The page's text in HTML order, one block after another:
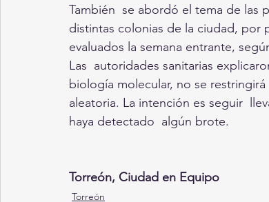
También  se abordó el tema de las
distintas colonias de la ciudad, por
evaluados la semana entrante,
Las  autoridades sanitarias
biología molecular, no se
aleatoria. La intención es seguir
haya detectado  algún brote.
Torreón, Ciudad en Equipo
Torreón